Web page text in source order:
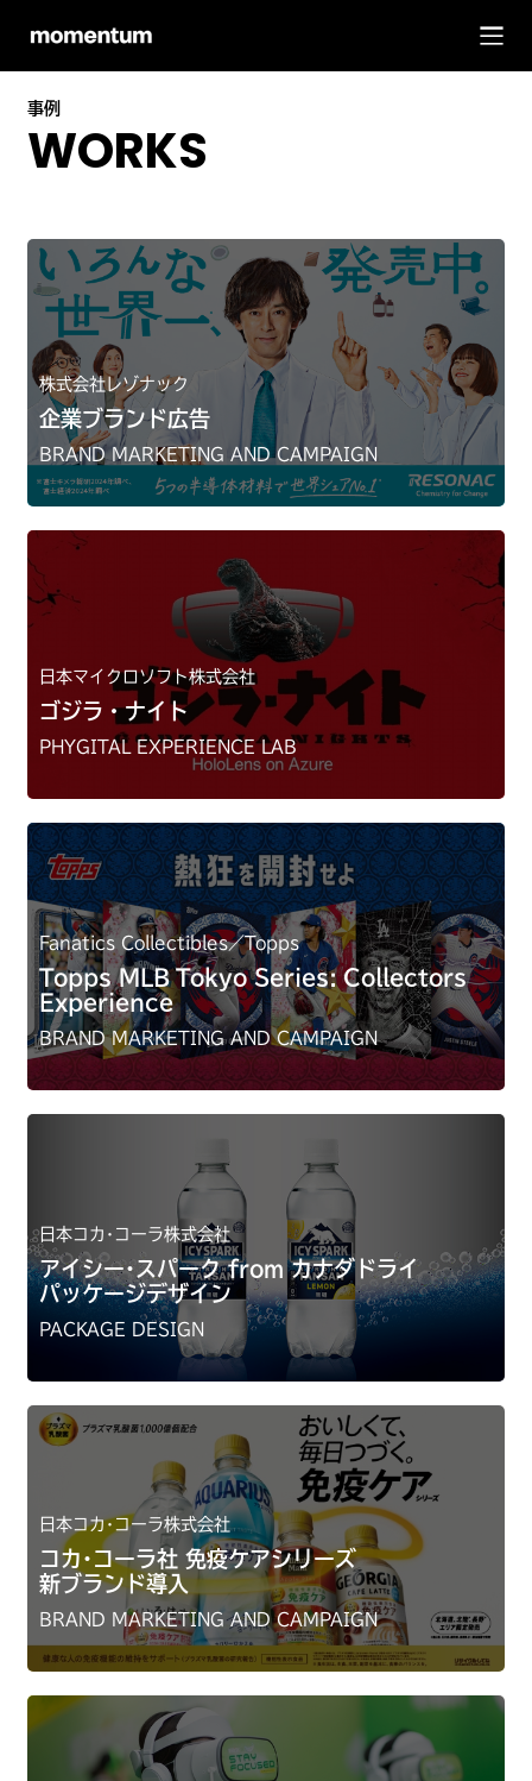
事例
WORKS
株式会社レゾナック
企業ブランド広告
BRAND MARKETING AND CAMPAIGN
日本マイクロソフト株式会社
ゴジラ・ナイト
PHYGITAL EXPERIENCE LAB
Fanatics Collectibles／Topps
Topps MLB Tokyo Series: Collectors
Experience
BRAND MARKETING AND CAMPAIGN
日本コカ･コーラ株式会社
アイシー･スパーク from カナダドライ
パッケージデザイン
PACKAGE DESIGN
日本コカ･コーラ株式会社
コカ･コーラ社 免疫ケアシリーズ
新ブランド導入
BRAND MARKETING AND CAMPAIGN